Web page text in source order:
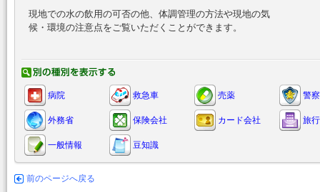
現地での水の飲用の可否の他、体調管理の方法や現地の気
候・環境の注意点をご覧いただくことができます。
病院 救急車 売薬 警察
外務省 保険会社 カード会社 旅
一般情報 豆知識
前のページへ戻る